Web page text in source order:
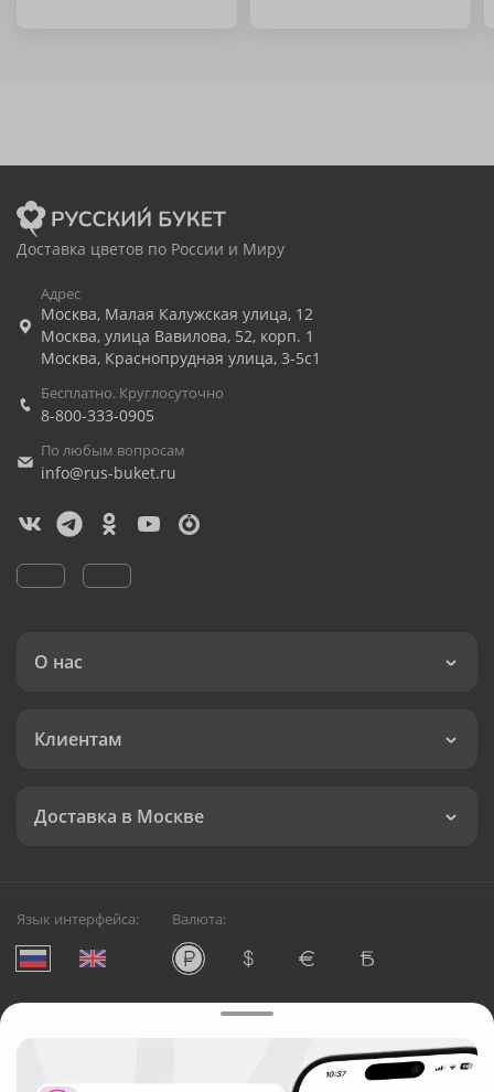
Доставка цветов по России и Миру
Адрес
Москва, Малая Калужская улица, 12
Москва, улица Вавилова, 52, корп. 1
Москва, Краснопрудная улица, 3-5с1
Бесплатно. Круглосуточно
8-800-333-0905
По любым вопросам
info@rus-buket.ru
О нас
Клиентам
Доставка в Москве
Язык интерфейса: Валюта:
Служба круглосуточной доставки цветов в Москве
Русский Букет, 2026
Общество с ограниченной ответственностью «Технология»